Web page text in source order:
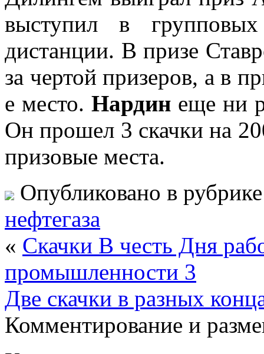
выступил в
дистанции. В призе
за чертой призеров, а в
е место. Нардинеще ни
Он прошел 3 скачки на
призовые места.
Опубликовано в
нефтегаза
« Скачки В честь Дня
промышленности 3
Две скачки в разных
Комментирование и